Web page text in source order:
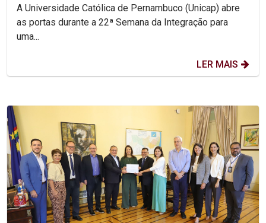
A Universidade Católica de Pernambuco (Unicap) abre
as portas durante a 22ª Semana da Integração para
uma...
LER MAIS